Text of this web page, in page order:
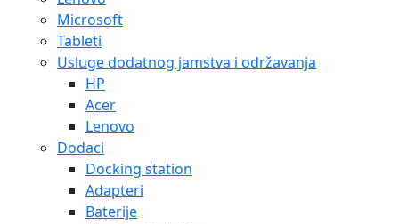
Microsoft
Tableti
Usluge dodatnog jamstva i održavanja
HP
Acer
Lenovo
Dodaci
Docking station
Adapteri
Baterije